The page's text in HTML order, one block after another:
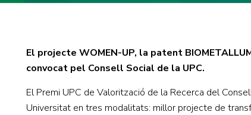
El projecte WOMEN-UP, la patent
convocat pel Consell Social de la UPC.
El Premi UPC de Valorització de la Recerca del
Universitat en tres modalitats: millor projecte de